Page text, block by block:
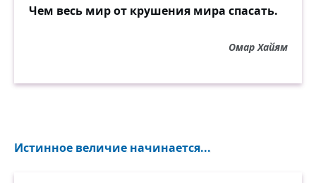
Чем весь мир от крушения мира спасать.
Омар Хайям
Истинное величие начинается...